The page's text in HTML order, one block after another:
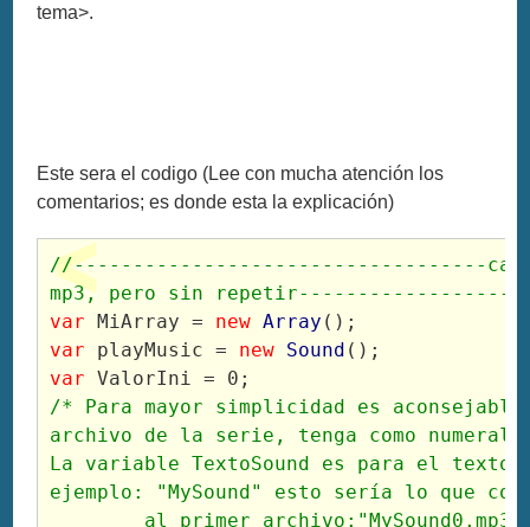
tema>.
Este sera el codigo (Lee con mucha atención los
comentarios; es donde esta la explicación)
//-----------------------------------
mp3, pero sin
var MiArray = new Array ();
var playMusic = new Sound ();
var ValorIni = 0;
/* Para mayor simplicidad es
archivo de la serie, tenga como
La variable TextoSound es para el texto
ejemplo: "MySound" esto sería lo que